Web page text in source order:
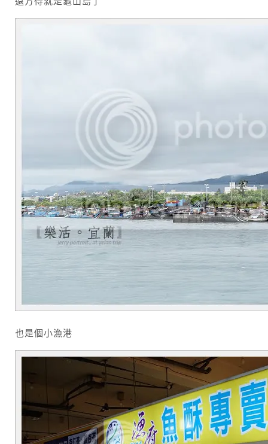
也是個小漁港